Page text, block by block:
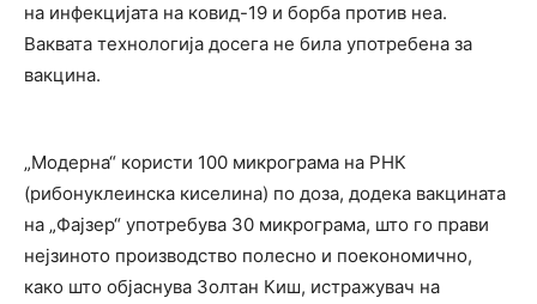
на инфекцијата на ковид-19 и борба против неа.
Ваквата технологија досега не била употребена за
вакцина.
„Модерна“ користи 100 микрограма на РНК
(рибонуклеинска киселина) по доза, додека вакцината
на „Фајзер“ употребува 30 микрограма, што го прави
нејзиното производство полесно и поекономично,
како што објаснува Золтан Киш, истражувач на